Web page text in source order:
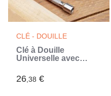
CLÉ - DOUILLE
Clé à Douille
Universelle avec
Uniscrew
InnovaGoods
26,38 €